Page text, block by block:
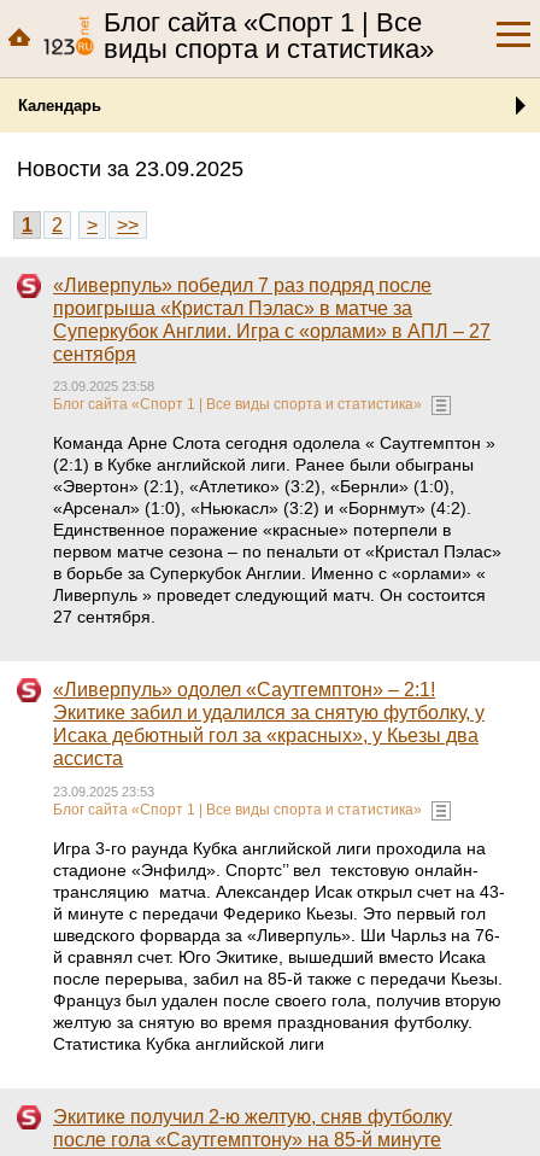
Блог сайта «Спорт 1 | Все
виды спорта и статистика»
Календарь
Новости за 23.09.2025
1 2 > >>
«Ливерпуль» победил 7 раз подряд после
проигрыша «Кристал Пэлас» в матче за
Суперкубок Англии. Игра с «орлами» в АПЛ – 27
сентября
23.09.2025 23:58
Блог сайта «Спорт 1 | Все виды спорта и статистика»
Команда Арне Слота сегодня одолела « Саутгемптон »
(2:1) в Кубке английской лиги. Ранее были обыграны
«Эвертон» (2:1), «Атлетико» (3:2), «Бернли» (1:0),
«Арсенал» (1:0), «Ньюкасл» (3:2) и «Борнмут» (4:2).
Единственное поражение «красные» потерпели в
первом матче сезона – по пенальти от «Кристал Пэлас»
в борьбе за Суперкубок Англии. Именно с «орлами» «
Ливерпуль » проведет следующий матч. Он состоится
27 сентября.
«Ливерпуль» одолел «Саутгемптон» – 2:1!
Экитике забил и удалился за снятую футболку, у
Исака дебютный гол за «красных», у Кьезы два
ассиста
23.09.2025 23:53
Блог сайта «Спорт 1 | Все виды спорта и статистика»
Игра 3-го раунда Кубка английской лиги проходила на
стадионе «Энфилд». Спортс’’ вел текстовую онлайн-
трансляцию матча. Александер Исак открыл счет на 43-
й минуте с передачи Федерико Кьезы. Это первый гол
шведского форварда за «Ливерпуль». Ши Чарльз на 76-
й сравнял счет. Юго Экитике, вышедший вместо Исака
после перерыва, забил на 85-й также с передачи Кьезы.
Француз был удален после своего гола, получив вторую
желтую за снятую во время празднования футболку.
Статистика Кубка английской лиги
Экитике получил 2-ю желтую, сняв футболку
после гола «Саутгемптону» на 85-й минуте